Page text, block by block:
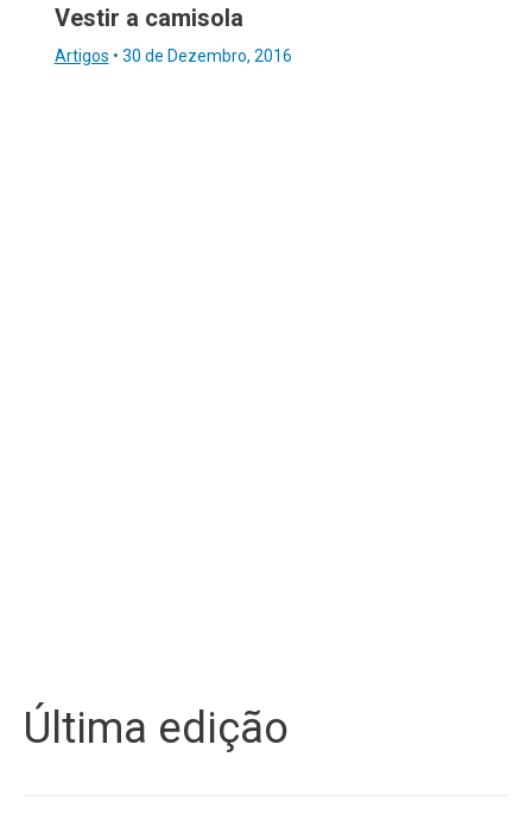
Vestir a camisola
Artigos • 30 de Dezembro, 2016
Última edição